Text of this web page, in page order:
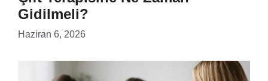
Gidilmeli?
Haziran 6, 2026